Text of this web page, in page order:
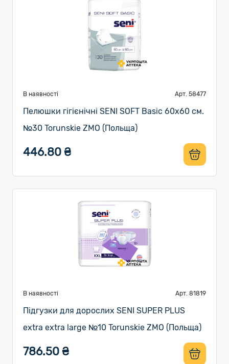
В наявності Арт. 58477
Пелюшки гігієнічні SENI SOFT Basic 60х60 см.
№30 Torunskie ZMO (Польща)
446.80 ₴
В наявності Арт. 81819
Підгузки для дорослих SENI SUPER PLUS
extra extra large №10 Torunskie ZMO (Польща)
786.50 ₴